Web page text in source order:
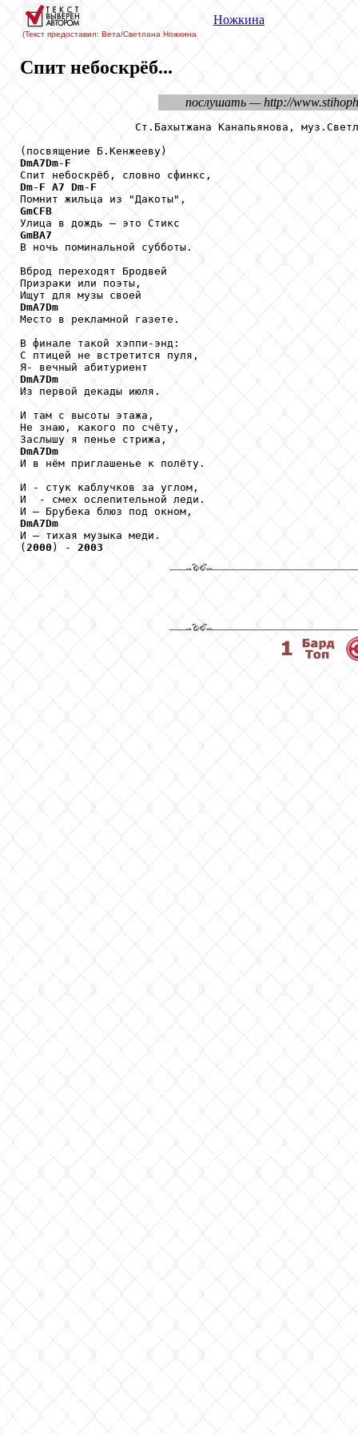
(Текст предоставил: Вета/Светлана Ножкина
Ножкина
Спит небоскрёб...
послушать — http://
Ст.Бахытжана Канапьянова,
DmA7Dm- F
Dm- F A7 Dm- F
GmCFB
GmBA7
В ночь поминальной субботы.
Вброд переходят Бродвей
Призраки или поэты,
DmA7Dm
Место в рекламной газете.
В финале такой хэппи-энд:
С птицей не встретится пуля,
DmA7Dm
Из первой декады июля.
И там с высоты этажа,
Не знаю, какого по счёту,
DmA7Dm
И в нём приглашенье к полёту.
И - стук каблучков за углом,
И  - смех ослепительной леди.
DmA7Dm
И – тихая музыка меди.
(2000) - 2003